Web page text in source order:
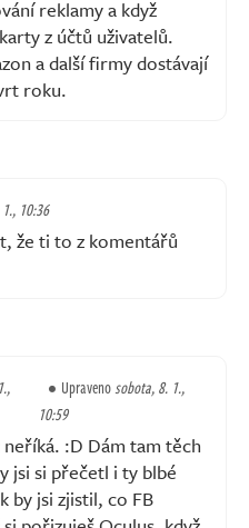
reklamy a když
z účtů uživatelů.
a další firmy dostávají
roku.
10:36
že ti to z komentářů
Upravenosobota, 8. 1.,
10:59
:D Dám tam těch
jsi si přečetl i ty blbé
by jsi zjistil, co FB